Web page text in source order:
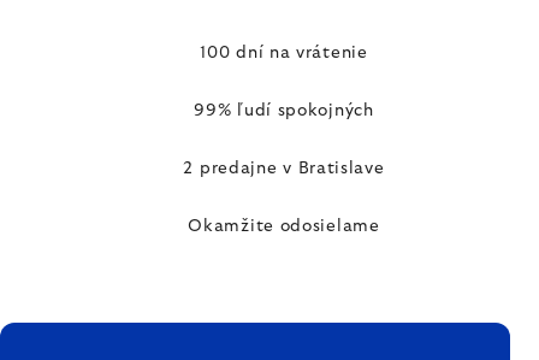
100 dní na vrátenie
99% ľudí spokojných
2 predajne v Bratislave
Okamžite odosielame
ZÁPÄTIE